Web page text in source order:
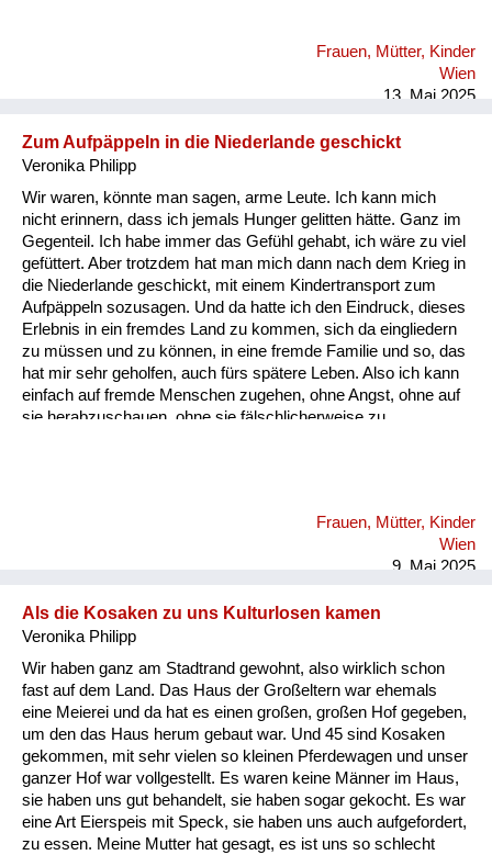
Frauen, Mütter, Kinder
Wien
13. Mai 2025
Zum Aufpäppeln in die Niederlande geschickt
Veronika Philipp
Wir waren, könnte man sagen, arme Leute. Ich kann mich
nicht erinnern, dass ich jemals Hunger gelitten hätte. Ganz im
Gegenteil. Ich habe immer das Gefühl gehabt, ich wäre zu viel
gefüttert. Aber trotzdem hat man mich dann nach dem Krieg in
die Niederlande geschickt, mit einem Kindertransport zum
Aufpäppeln sozusagen. Und da hatte ich den Eindruck, dieses
Erlebnis in ein fremdes Land zu kommen, sich da eingliedern
zu müssen und zu können, in eine fremde Familie und so, das
hat mir sehr geholfen, auch fürs spätere Leben. Also ich kann
einfach auf fremde Menschen zugehen, ohne Angst, ohne auf
sie herabzuschauen, ohne sie fälschlicherweise zu
von den Kindern, habe ich den Eindruck habe, das muss 1947,
Frauen, Mütter, Kinder
Wien
9. Mai 2025
Als die Kosaken zu uns Kulturlosen kamen
Veronika Philipp
Wir haben ganz am Stadtrand gewohnt, also wirklich schon
fast auf dem Land. Das Haus der Großeltern war ehemals
eine Meierei und da hat es einen großen, großen Hof gegeben,
um den das Haus herum gebaut war. Und 45 sind Kosaken
gekommen, mit sehr vielen so kleinen Pferdewagen und unser
ganzer Hof war vollgestellt. Es waren keine Männer im Haus,
sie haben uns gut behandelt, sie haben sogar gekocht. Es war
eine Art Eierspeis mit Speck, sie haben uns auch aufgefordert,
zu essen. Meine Mutter hat gesagt, es ist uns so schlecht